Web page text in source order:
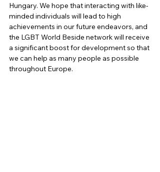
Hungary. We hope that interacting with like-
minded individuals will lead to high
achievements in our future endeavors, and
the LGBT World Beside network will receive
a significant boost for development so that
we can help as many people as possible
throughout Europe.